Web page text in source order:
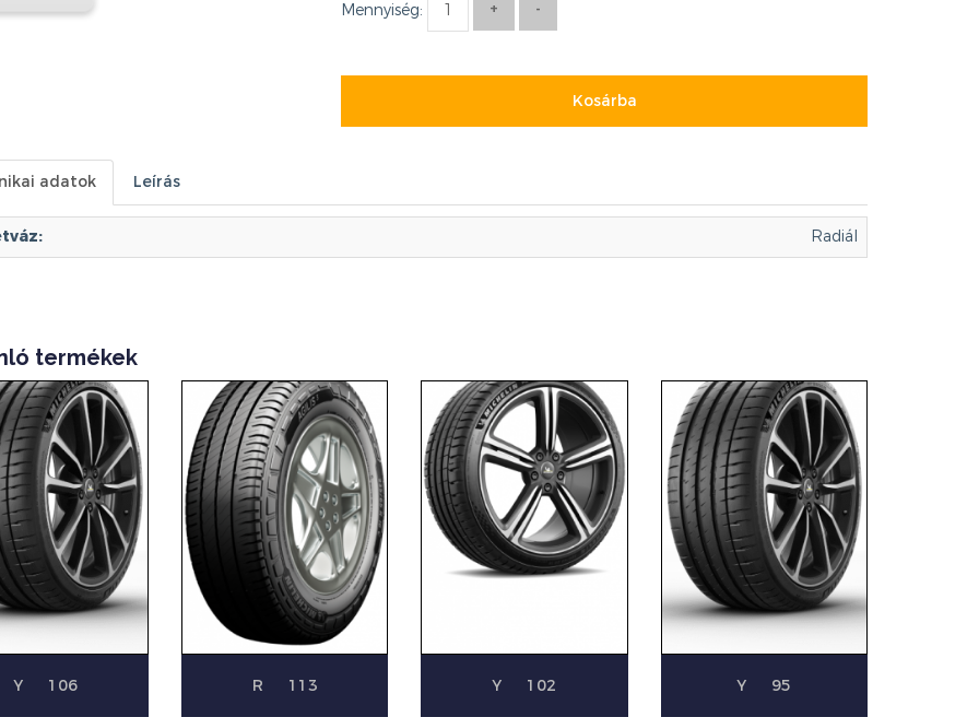
Mennyiség:
Kosárba
adatok Leírás
Radiál
termékek
Y 106 R 113 Y 102 Y 95